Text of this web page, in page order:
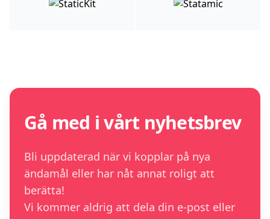
Gå med i vårt nyhetsbrev
Bli uppdaterad när vi kopplar på nya
ändamål eller har nåt annat roligt att
berätta!
Vi kommer aldrig att dela din e-post eller